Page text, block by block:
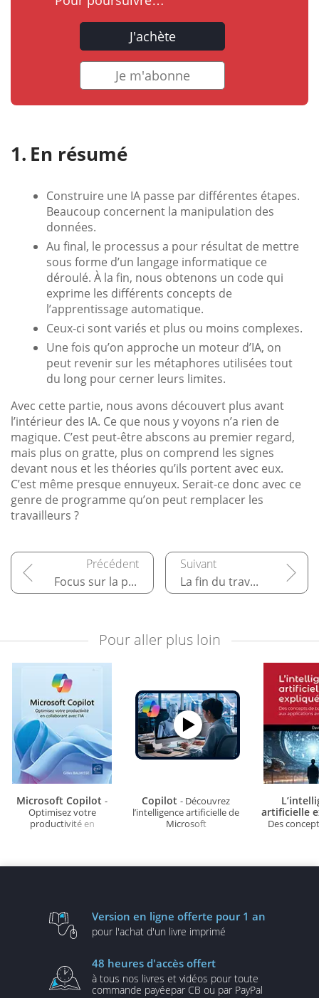
J'achète
Je m'abonne
En résumé
Construire une IA passe par différentes étapes.
Beaucoup concernent la manipulation des
données.
Au final, le processus a pour résultat de mettre
sous forme d’un langage informatique ce
déroulé. À la fin, nous obtenons un code qui
exprime les différents concepts de
l’apprentissage automatique.
Ceux-ci sont variés et plus ou moins complexes.
Une fois qu’on approche un moteur d’IA, on
peut revenir sur les métaphores utilisées tout
du long pour cerner leurs limites.
Avec cette partie, nous avons découvert plus avant
l’intérieur des IA. Ce que nous y voyons n’a rien de
magique. C’est peut-être abscons au premier regard,
mais plus on gratte, plus on comprend les signes
devant nous et les théories qu’ils portent avec eux.
C’est même presque ennuyeux. Serait-ce donc avec ce
genre de programme qu’on peut remplacer les
travailleurs ?
Focus sur la partie informatique : comment coder l’IA ? La fin du travail avec les IA : rêve ou cauchemar ?
Pour aller plus loin
Microsoft Copilot -
Optimisez votre
productivité en
Copilot - Découvrez
l’intelligence artificielle de
Microsoft
artificielle
Des
Version en ligne offerte pour 1 an
pour l'achat d'un livre imprimé
48 heures d'accès offert
à tous nos livres et vidéos pour toute
commande payéepar CB ou par PayPal